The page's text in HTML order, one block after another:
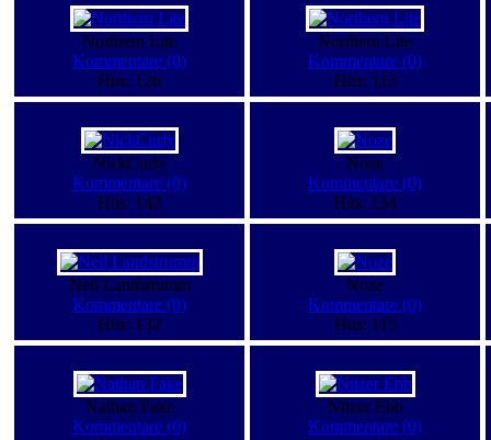
Northern Lite
Kommentare (0)
Hits: 126
Northern Lite
Kommentare (0)
Hits: 113
NickCurly
Kommentare (0)
Hits: 142
Noze
Kommentare (0)
Hits: 134
Neil Landstrumm
Kommentare (0)
Hits: 132
Noze
Kommentare (0)
Hits: 115
Nathan Fake
Kommentare (0)
Nitzer Ebb
Kommentare (0)